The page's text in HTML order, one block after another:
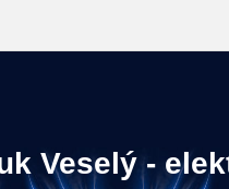
Veselý -